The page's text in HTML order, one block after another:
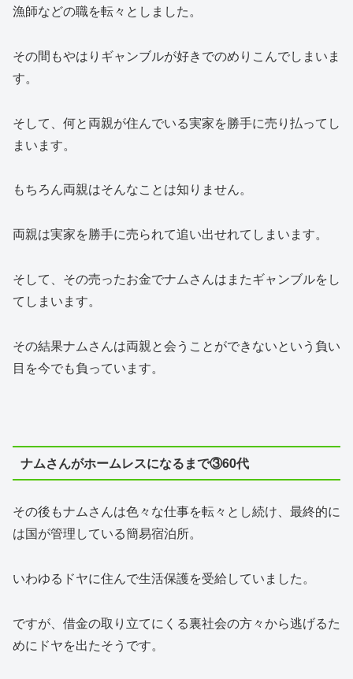
漁師などの職を転々としました。
その間もやはりギャンブルが好きでのめりこんでしまいま
す。
そして、何と両親が住んでいる実家を勝手に売り払ってし
まいます。
もちろん両親はそんなことは知りません。
両親は実家を勝手に売られて追い出せれてしまいます。
そして、その売ったお金でナムさんはまたギャンブルをし
てしまいます。
その結果ナムさんは両親と会うことができないという負い
目を今でも負っています。
ナムさんがホームレスになるまで③60代
その後もナムさんは色々な仕事を転々とし続け、最終的に
は国が管理している簡易宿泊所。
いわゆるドヤに住んで生活保護を受給していました。
ですが、借金の取り立てにくる裏社会の方々から逃げるた
めにドヤを出たそうです。